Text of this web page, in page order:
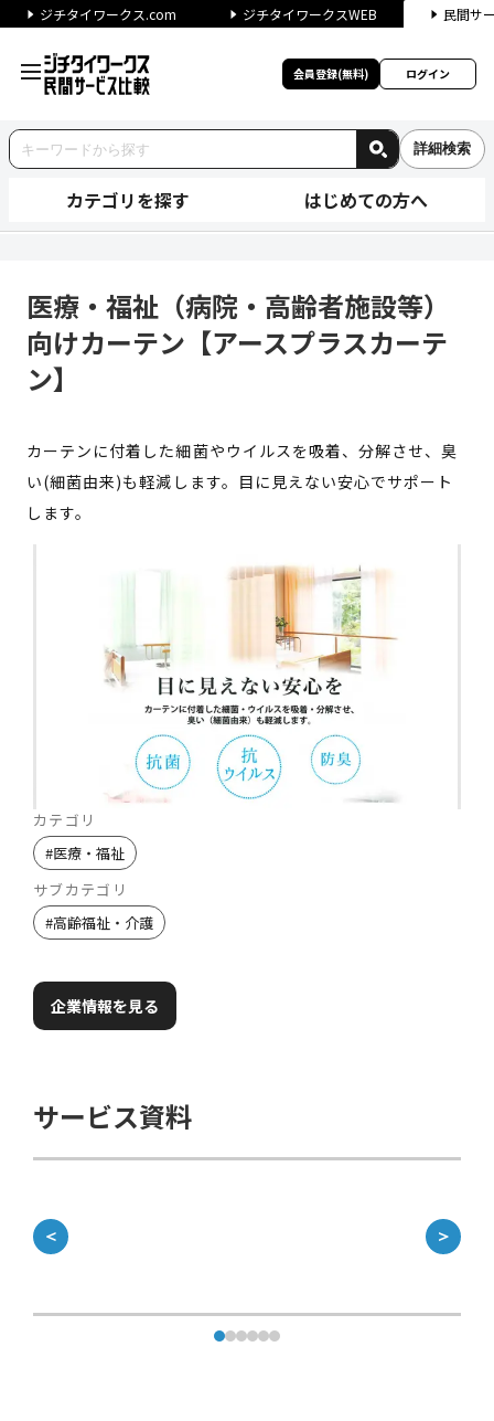
ジチタイワークス.com ジチタイワークスWEB 民間サ
会員登録(無料) ログイン
詳細検索
カテゴリを探す はじめての方へ
医療・福祉（病院・高齢者施設等）
向けカーテン【アースプラスカーテ
ン】
カーテンに付着した細菌やウイルスを吸着、分解させ、臭
い(細菌由来)も軽減します。目に見えない安心でサポート
します。
カテゴリ
#医療・福祉
サブカテゴリ
#高齢福祉・介護
企業情報を見る
サービス資料
＜ ＞